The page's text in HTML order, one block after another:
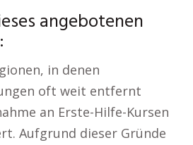
angebotenen
in denen
oft weit entfernt
an Erste-Hilfe-Kursen
Aufgrund dieser Gründe